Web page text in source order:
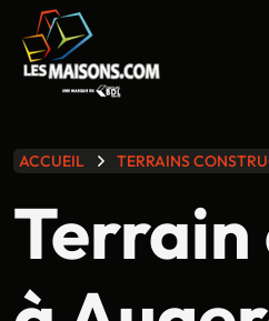
gamme
ACCUEIL TERRAINS